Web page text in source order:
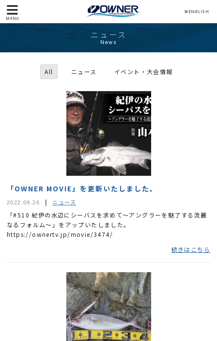
MENU
ENGLISH
ニュース
News
All ニュース イベント・大会情報
「OWNER MOVIE」を更新いたしました。
2022.09.26 ニュース
「#510 紀伊の水辺にシーバスを求めて～アングラーを魅了する流麗
なるフォルム～」をアップいたしました。
https://ownertv.jp/movie/3474/
続きはこちら